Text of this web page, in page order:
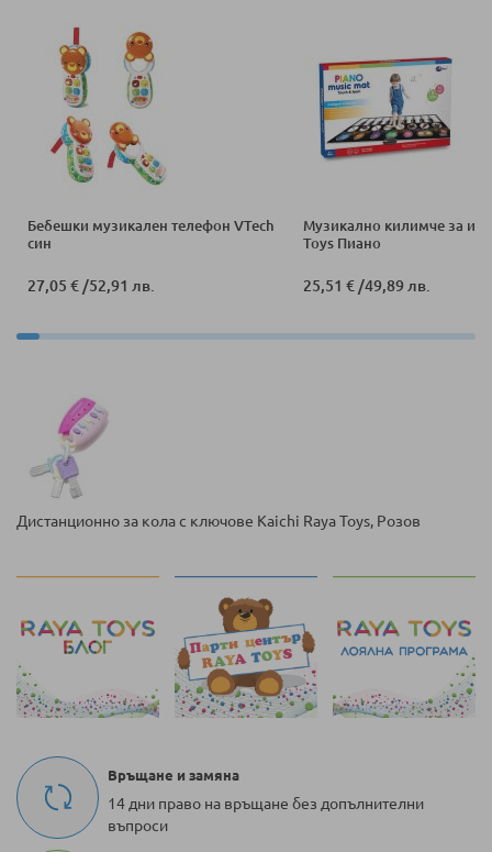
Бебешки музикален телефон VTech
син
27,05 € /52,91 лв.
Mузикално килимче за
Toys Пиано
25,51 €/49,89 лв.
Дистанционно за кола с ключове Kaichi Raya Toys, Розов
Връщане и замяна
14 дни право на връщане без допълнителни
въпроси